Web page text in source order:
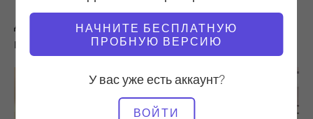
НАЧНИТЕ БЕСПЛАТНУЮ
ПРОБНУЮ ВЕРСИЮ
У вас уже есть аккаунт?
ВОЙТИ
Другие тренировки, которые вам могут
понравиться